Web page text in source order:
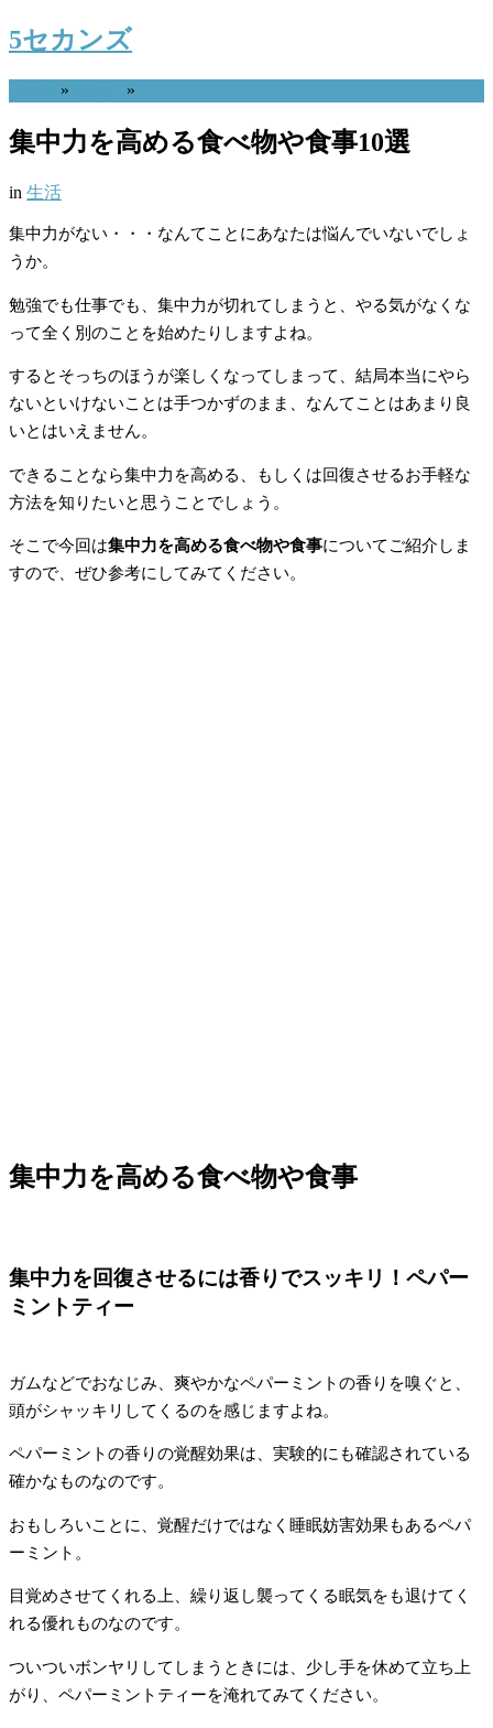
5セカンズ
» »
集中力を高める食べ物や食事10選
in 生活
集中力がない・・・なんてことにあなたは悩んでいないでしょ
うか。
勉強でも仕事でも、集中力が切れてしまうと、やる気がなくな
って全く別のことを始めたりしますよね。
するとそっちのほうが楽しくなってしまって、結局本当にやら
ないといけないことは手つかずのまま、なんてことはあまり良
いとはいえません。
できることなら集中力を高める、もしくは回復させるお手軽な
方法を知りたいと思うことでしょう。
そこで今回は集中力を高める食べ物や食事についてご紹介しま
すので、ぜひ参考にしてみてください。
集中力を高める食べ物や食事
集中力を回復させるには香りでスッキリ！ペパー
ミントティー
ガムなどでおなじみ、爽やかなペパーミントの香りを嗅ぐと、
頭がシャッキリしてくるのを感じますよね。
ペパーミントの香りの覚醒効果は、実験的にも確認されている
確かなものなのです。
おもしろいことに、覚醒だけではなく睡眠妨害効果もあるペパ
ーミント。
目覚めさせてくれる上、繰り返し襲ってくる眠気をも退けてく
れる優れものなのです。
ついついボンヤリしてしまうときには、少し手を休めて立ち上
がり、ペパーミントティーを淹れてみてください。